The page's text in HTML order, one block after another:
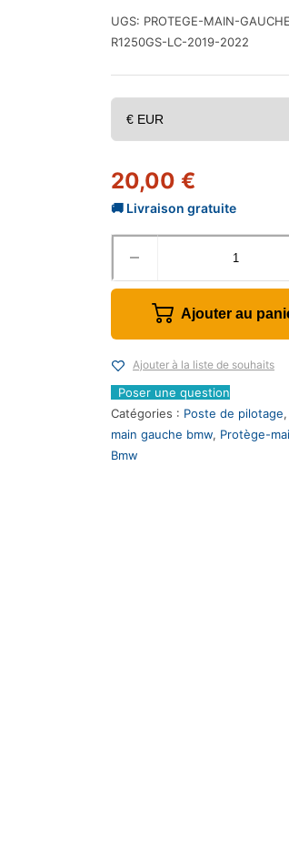
UGS: PROTEGE-MAIN-
R1250GS-LC-2019-2022
20,00 €
Ajouter au
Ajouter à la liste de souhaits
Poser une question
Catégories : Poste de pilotage,
main gauche bmw, Protège-
Bmw